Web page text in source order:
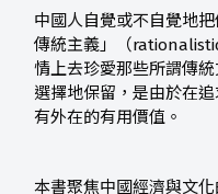
中國人自覺或不自覺地
傳統主義」（
情上去珍愛那些所謂傳
選擇地保留，是由於在
有外在的有用價值。
本書聚焦中國經濟與文